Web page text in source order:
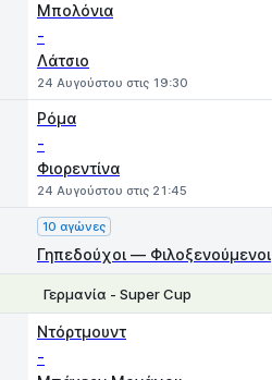
Μπολόνια
-
Λάτσιο
24 Αυγούστου στις 19:30
Ρόμα
-
Φιορεντίνα
24 Αυγούστου στις 21:45
10 αγώνες
Γηπεδούχοι — Φιλοξενούμενοι
Γερμανία - Super Cup
Ντόρτμουντ
-